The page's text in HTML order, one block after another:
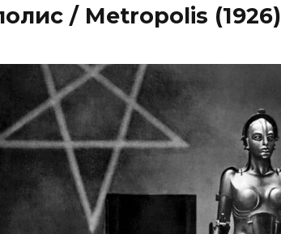
/ Metropolis (1926)